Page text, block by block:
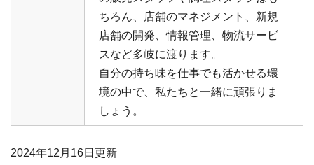
ちろん、店舗のマネジメント、新規
店舗の開発、情報管理、物流サービ
スなど多岐に渡ります。
自分の持ち味を仕事でも活かせる環
境の中で、私たちと一緒に頑張りま
しょう。
2024年12月16日 更新